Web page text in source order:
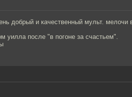
добрый и качественный мульт. мелочи
уилла после "в погоне за счастьем".